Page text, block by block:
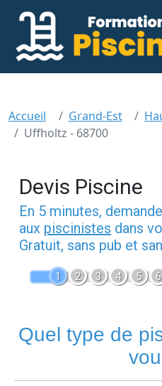
Accueil Grand-Est
Uffholtz - 68700
Devis Piscine
En 5 minutes,
aux piscinistes dans
Gratuit, sans pub et
1 2 3 4 5 6
Quel type de